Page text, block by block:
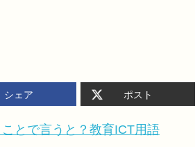
シェア ポスト
とで言うと？教育ICT用語